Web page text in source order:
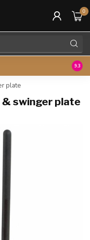
0
45
9.3
plate
& swinger plate